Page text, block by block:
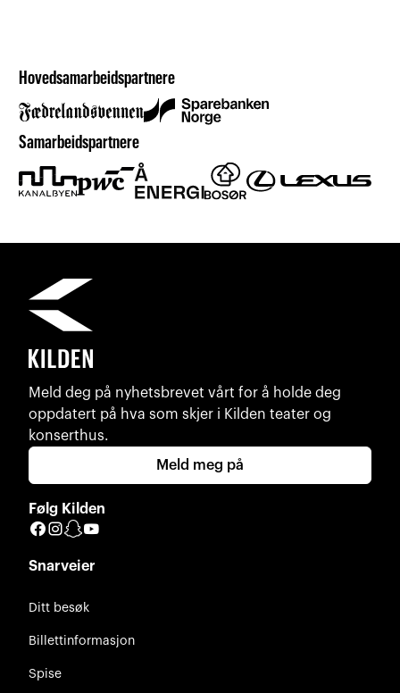
Hovedsamarbeidspartnere
Samarbeidspartnere
Meld deg på nyhetsbrevet vårt for å holde deg
oppdatert på hva som skjer i Kilden teater og
konserthus.
Meld meg på
Følg Kilden
Facebook
Instagram
Snapchat
Snarveier
Ditt besøk
Billettinformasjon
Spise